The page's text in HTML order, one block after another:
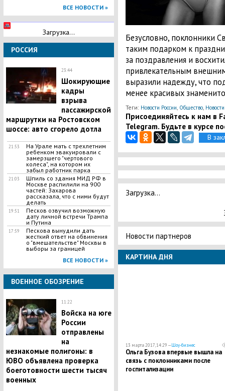
ВСЕ НОВОСТИ »
Загрузка...
РОССИЯ
23:44
Шокирующие
кадры
взрыва
пассажирской
маршрутки на Ростовском
шоссе: авто сгорело дотла
21:53
На Урале мать с трехлетним
ребенком эвакуировали с
замерзшего "чертового
колеса", на котором их
забыл работник парка
21:03
Шпиль со здания МИД РФ в
Москве распилили на 900
частей: Захарова
рассказала, что с ними будут
делать
19:51
Песков озвучил возможную
дату личной встречи Трампа
и Путина
17:59
Пескова вынудили дать
жесткий ответ на обвинения
о "вмешательстве" Москвы в
выборы за границей
ВСЕ НОВОСТИ »
ВОЕННОЕ ОБОЗРЕНИЕ
11:22
Войска на юге
России
отправлены
на
незнакомые полигоны: в
ЮВО объявлена проверка
боеготовности шести тысяч
военных
Безусловно, поклонники
таким подарком к
за поздравления и
привлекательным
выразили надежду, что
менее красивых
Теги: Новости России Общество,
Присоединяйтесь к нам в
Telegram. Будьте в курсе
В
Загрузка...
Новости партнеров
КАРТИНА ДНЯ
13 марта 2017, 14:29 —Шоу-бизнес
Ольга Бузова впервые вышла на
связь с поклонниками после
госпитализации